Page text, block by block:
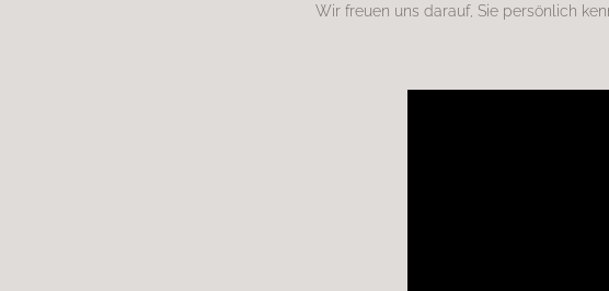
Wir freuen uns darauf, Sie persönlich